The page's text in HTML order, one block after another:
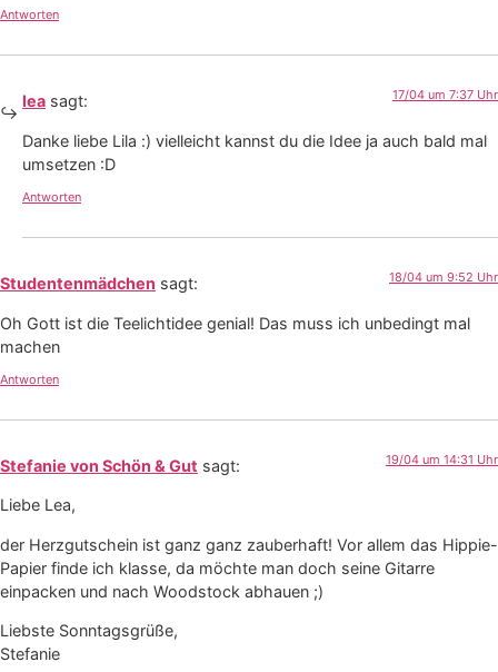
Antworten
lea sagt: 17/04 um 7:37 Uhr
Danke liebe Lila :) vielleicht kannst du die Idee ja auch bald mal
umsetzen :D
Antworten
Studentenmädchen sagt: 18/04 um 9:52 Uhr
Oh Gott ist die Teelichtidee genial! Das muss ich unbedingt mal
machen
Antworten
Stefanie von Schön & Gut sagt: 19/04 um 14:31 Uhr
Liebe Lea,
der Herzgutschein ist ganz ganz zauberhaft! Vor allem das Hippie-
Papier finde ich klasse, da möchte man doch seine Gitarre
einpacken und nach Woodstock abhauen ;)
Liebste Sonntagsgrüße,
Stefanie